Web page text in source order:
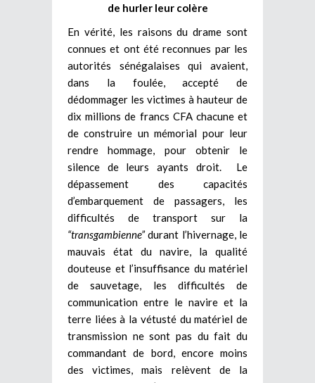
de hurler leur colère
En vérité, les raisons du drame sont
connues et ont été reconnues par les
autorités sénégalaises qui avaient,
dans la foulée, accepté de
dédommager les victimes à hauteur de
dix millions de francs CFA chacune et
de construire un mémorial pour leur
rendre hommage, pour obtenir le
silence de leurs ayants droit. Le
dépassement des capacités
d’embarquement de passagers, les
difficultés de transport sur la
“transgambienne”durant l’hivernage, le
mauvais état du navire, la qualité
douteuse et l’insuffisance du matériel
de sauvetage, les difficultés de
communication entre le navire et la
terre liées à la vétusté du matériel de
transmission ne sont pas du fait du
commandant de bord, encore moins
des victimes, mais relèvent de la